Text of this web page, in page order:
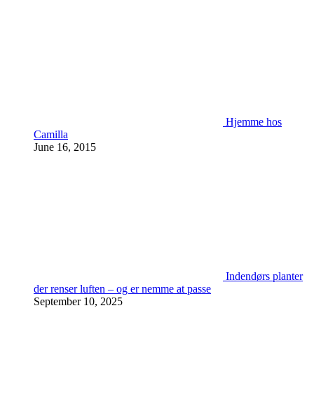
Hjemme hos
Camilla
June 16, 2015
Indendørs planter
der renser luften – og er nemme at passe
September 10, 2025